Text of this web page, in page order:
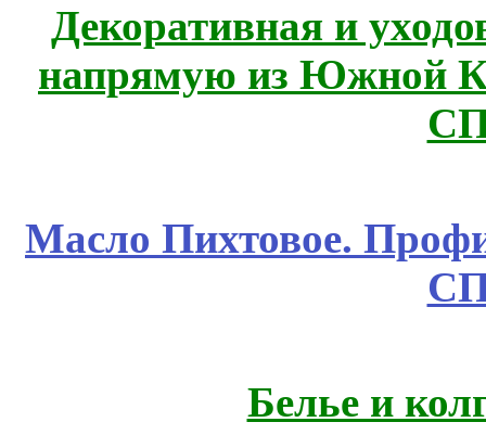
Декоративная и
напрямую из
Масло Пихтовое.
Белье и